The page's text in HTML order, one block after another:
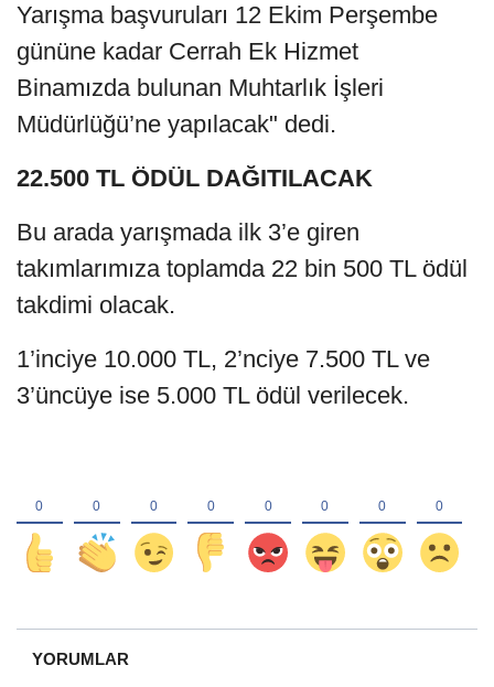
Yarışma başvuruları 12 Ekim Perşembe
gününe kadar Cerrah Ek Hizmet
Binamızda bulunan Muhtarlık İşleri
Müdürlüğü’ne yapılacak" dedi.
22.500 TL ÖDÜL DAĞITILACAK
Bu arada yarışmada ilk 3’e giren
takımlarımıza toplamda 22 bin 500 TL ödül
takdimi olacak.
1’inciye 10.000 TL, 2’nciye 7.500 TL ve
3’üncüye ise 5.000 TL ödül verilecek.
YORUMLAR